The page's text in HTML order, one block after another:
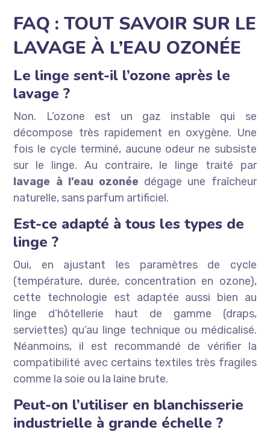
FAQ : TOUT SAVOIR SUR LE
LAVAGE À L’EAU OZONÉE
Le linge sent-il l’ozone après le
lavage ?
Non. L’ozone est un gaz instable qui se
décompose très rapidement en oxygène. Une
fois le cycle terminé, aucune odeur ne subsiste
sur le linge. Au contraire, le linge traité par
lavage à l’eau ozonée dégage une fraîcheur
naturelle, sans parfum artificiel.
Est-ce adapté à tous les types de
linge ?
Oui, en ajustant les paramètres de cycle
(température, durée, concentration en ozone),
cette technologie est adaptée aussi bien au
linge d’hôtellerie haut de gamme (draps,
serviettes) qu’au linge technique ou médicalisé.
Néanmoins, il est recommandé de vérifier la
compatibilité avec certains textiles très fragiles
comme la soie ou la laine brute.
Peut-on l’utiliser en blanchisserie
industrielle à grande échelle ?